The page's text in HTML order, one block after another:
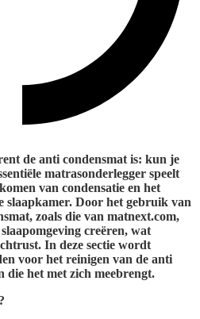
de anti condensmat is: kun je
matrasonderlegger speelt
van condensatie en het
slaapkamer. Door het gebruik van
zoals die van matnext.com,
creëren, wat
In deze sectie wordt
voor het reinigen van de anti
die het met zich meebrengt.